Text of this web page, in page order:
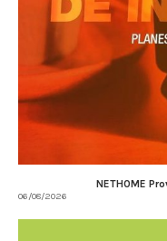
NETHOME
06/08/2026